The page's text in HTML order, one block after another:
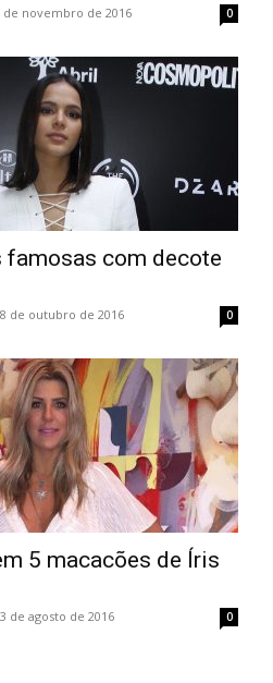
de novembro de 2016 0
famosas com decote
de outubro de 2016 0
5 macacões de Íris
de agosto de 2016 0